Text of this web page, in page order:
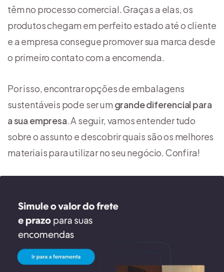
têm no processo comercial. Graças a elas, os
produtos chegam em perfeito estado até o cliente
e a empresa consegue promover sua marca desde
o primeiro contato com a encomenda.
Por isso, encontrar opções de embalagens
sustentáveis pode ser um grande diferencial para
a sua empresa. A seguir, vamos entender tudo
sobre o assunto e descobrir quais são os melhores
materiais para utilizar no seu negócio. Confira!